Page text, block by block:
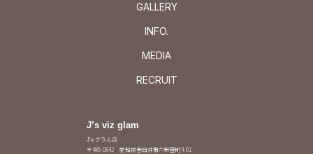
GALLERY
INFO.
MEDIA
RECRUIT
J’s viz glam
J's グラム店
〒486-0842 愛知県春日井市六軒屋町4-61